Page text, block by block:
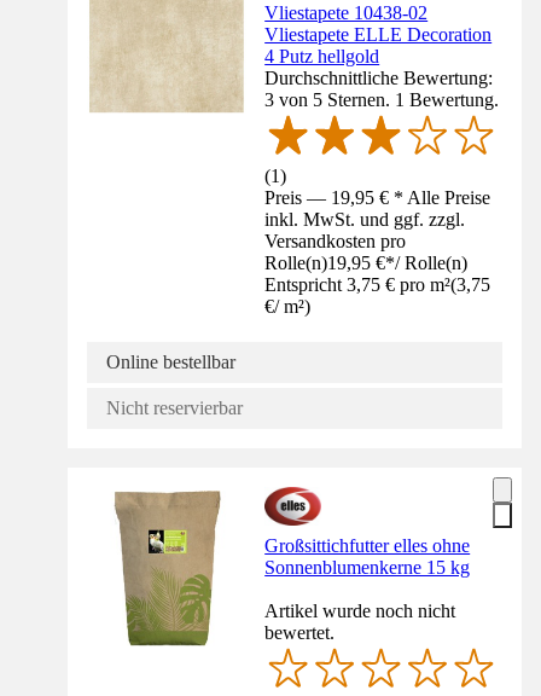
Vliestapete 10438-02
Vliestapete ELLE Decoration
4 Putz hellgold
Durchschnittliche Bewertung:
3 von 5 Sternen. 1 Bewertung.
(1)
Preis — 19,95 € * Alle Preise
inkl. MwSt. und ggf. zzgl.
Versandkosten pro
Rolle(n)19,95 €*/ Rolle(n)
Entspricht 3,75 € pro m²(3,75
€/ m²)
Online bestellbar
Nicht reservierbar
Großsittichfutter elles ohne
Sonnenblumenkerne 15 kg
Artikel wurde noch nicht
bewertet.